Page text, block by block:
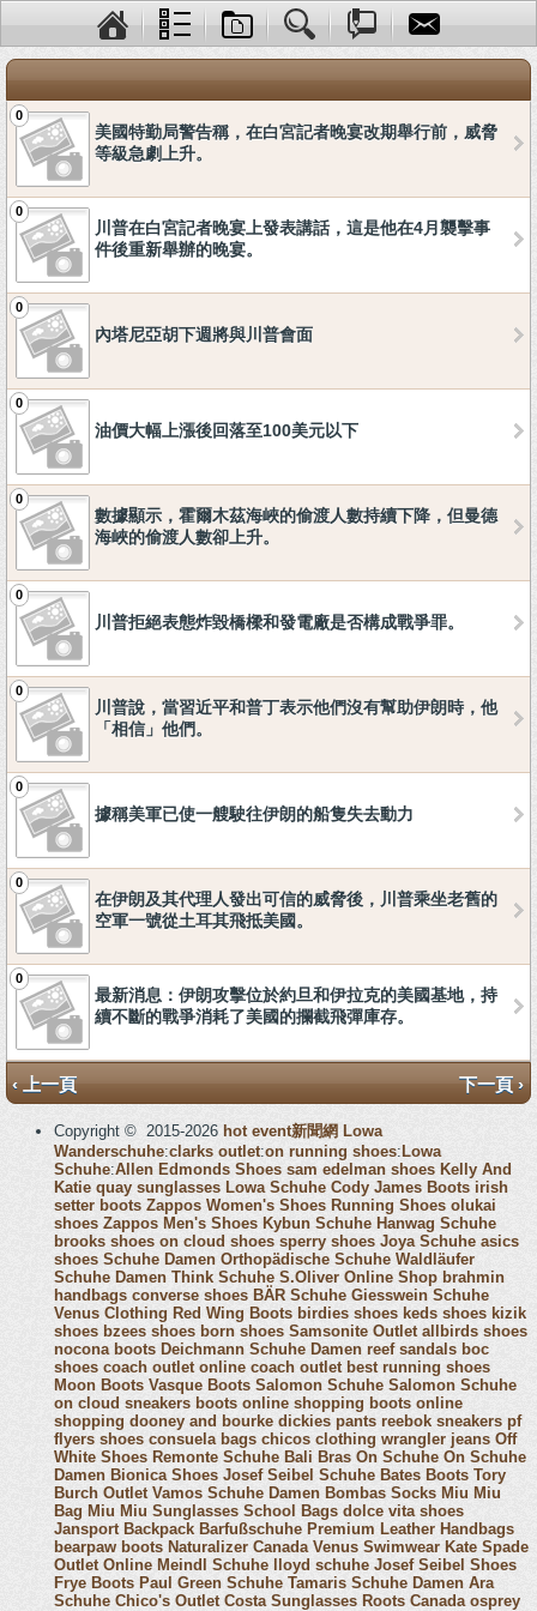
0
美國特勤局警告稱，在白宮記者晚宴改期舉行前，威脅
等級急劇上升。
0
川普在白宮記者晚宴上發表講話，這是他在4月襲擊事
件後重新舉辦的晚宴。
0
內塔尼亞胡下週將與川普會面
0
油價大幅上漲後回落至100美元以下
0
數據顯示，霍爾木茲海峽的偷渡人數持續下降，但曼德
海峽的偷渡人數卻上升。
0
川普拒絕表態炸毀橋樑和發電廠是否構成戰爭罪。
0
川普說，當習近平和普丁表示他們沒有幫助伊朗時，他
「相信」他們。
0
據稱美軍已使一艘駛往伊朗的船隻失去動力
0
在伊朗及其代理人發出可信的威脅後，川普乘坐老舊的
空軍一號從土耳其飛抵美國。
0
最新消息：伊朗攻擊位於約旦和伊拉克的美國基地，持
續不斷的戰爭消耗了美國的攔截飛彈庫存。
下一頁 ›
‹ 上一頁
Copyright © 2015-2026 hot event新聞網 Lowa
Wanderschuhe:clarks outlet:on running shoes: Lowa
Schuhe:Allen Edmonds Shoes sam edelman shoes Kelly And
Katie quay sunglasses Lowa Schuhe Cody James Boots irish
setter boots Zappos Women's Shoes Running Shoes olukai
shoes Zappos Men's Shoes Kybun Schuhe Hanwag Schuhe
brooks shoes on cloud shoes sperry shoes Joya Schuhe asics
shoes Schuhe Damen Orthopädische Schuhe Waldläufer
Schuhe Damen Think Schuhe S.Oliver Online Shop brahmin
handbags converse shoes BÄR Schuhe Giesswein Schuhe
Venus Clothing Red Wing Boots birdies shoes keds shoes kizik
shoes bzees shoes born shoes Samsonite Outlet allbirds shoes
nocona boots Deichmann Schuhe Damen reef sandals boc
shoes coach outlet online coach outlet best running shoes
Moon Boots Vasque Boots Salomon Schuhe Salomon Schuhe
on cloud sneakers boots online shopping boots online
shopping dooney and bourke dickies pants reebok sneakers pf
flyers shoes consuela bags chicos clothing wrangler jeans Off
White Shoes Remonte Schuhe Bali Bras On Schuhe On Schuhe
Damen Bionica Shoes Josef Seibel Schuhe Bates Boots Tory
Burch Outlet Vamos Schuhe Damen Bombas Socks Miu Miu
Bag Miu Miu Sunglasses School Bags dolce vita shoes
Jansport Backpack Barfußschuhe Premium Leather Handbags
bearpaw boots Naturalizer Canada Venus Swimwear Kate Spade
Outlet Online Meindl Schuhe lloyd schuhe Josef Seibel Shoes
Frye Boots Paul Green Schuhe Tamaris Schuhe Damen Ara
Schuhe Chico's Outlet Costa Sunglasses Roots Canada osprey